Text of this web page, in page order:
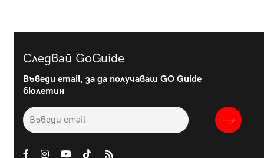
Следвай GoGuide
Въведи email, за да получаваш GO Guide
бюлетин